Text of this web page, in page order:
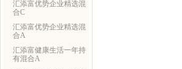
汇添富优势企业精选混
合C
汇添富优势企业精选混
合A
汇添富健康生活一年持
有混合A